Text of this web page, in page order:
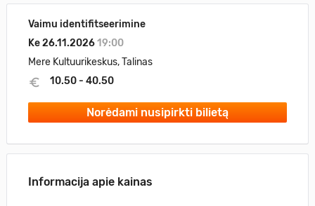
Vaimu identifitseerimine
Ke 26.11.202619:00
Mere Kultuurikeskus, Talinas
10.50 - 40.50
Norėdami nusipirkti bilietą
Informacija apie kainas